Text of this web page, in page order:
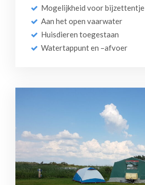
Mogelijkheid voor bijzettentje
Aan het open vaarwater
Huisdieren toegestaan
Watertappunt en –afvoer